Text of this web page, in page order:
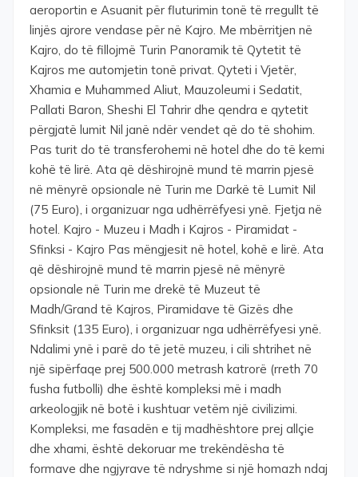
aeroportin e Asuanit për fluturimin tonë të rregullt të
linjës ajrore vendase për në Kajro. Me mbërritjen në
Kajro, do të fillojmë Turin Panoramik të Qytetit të
Kajros me automjetin tonë privat. Qyteti i Vjetër,
Xhamia e Muhammed Aliut, Mauzoleumi i Sedatit,
Pallati Baron, Sheshi El Tahrir dhe qendra e qytetit
përgjatë lumit Nil janë ndër vendet që do të shohim.
Pas turit do të transferohemi në hotel dhe do të kemi
kohë të lirë. Ata që dëshirojnë mund të marrin pjesë
në mënyrë opsionale në Turin me Darkë të Lumit Nil
(75 Euro), i organizuar nga udhërrëfyesi ynë. Fjetja në
hotel. Kajro - Muzeu i Madh i Kajros - Piramidat -
Sfinksi - Kajro Pas mëngjesit në hotel, kohë e lirë. Ata
që dëshirojnë mund të marrin pjesë në mënyrë
opsionale në Turin me drekë të Muzeut të
Madh/Grand të Kajros, Piramidave të Gizës dhe
Sfinksit (135 Euro), i organizuar nga udhërrëfyesi ynë.
Ndalimi ynë i parë do të jetë muzeu, i cili shtrihet në
një sipërfaqe prej 500.000 metrash katrorë (rreth 70
fusha futbolli) dhe është kompleksi më i madh
arkeologjik në botë i kushtuar vetëm një civilizimi.
Kompleksi, me fasadën e tij madhështore prej allçie
dhe xhami, është dekoruar me trekëndësha të
formave dhe ngjyrave të ndryshme si një homazh ndaj